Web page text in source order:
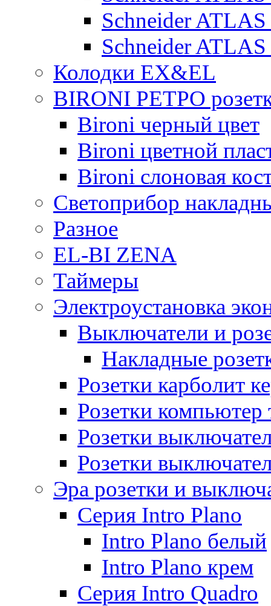
Schneider
Schneider
Колодки EX&EL
BIRONI РЕТРО
Bironi черный цвет
Bironi цветной
Bironi слоновая
Светоприбор
Разное
EL-BI ZENA
Таймеры
Электроустановка
Выключатели и
Накладные
Розетки карболит
Розетки компьютер
Розетки
Розетки
Эра розетки и
Серия Intro Plano
Intro Plano белый
Intro Plano крем
Серия Intro Quadro